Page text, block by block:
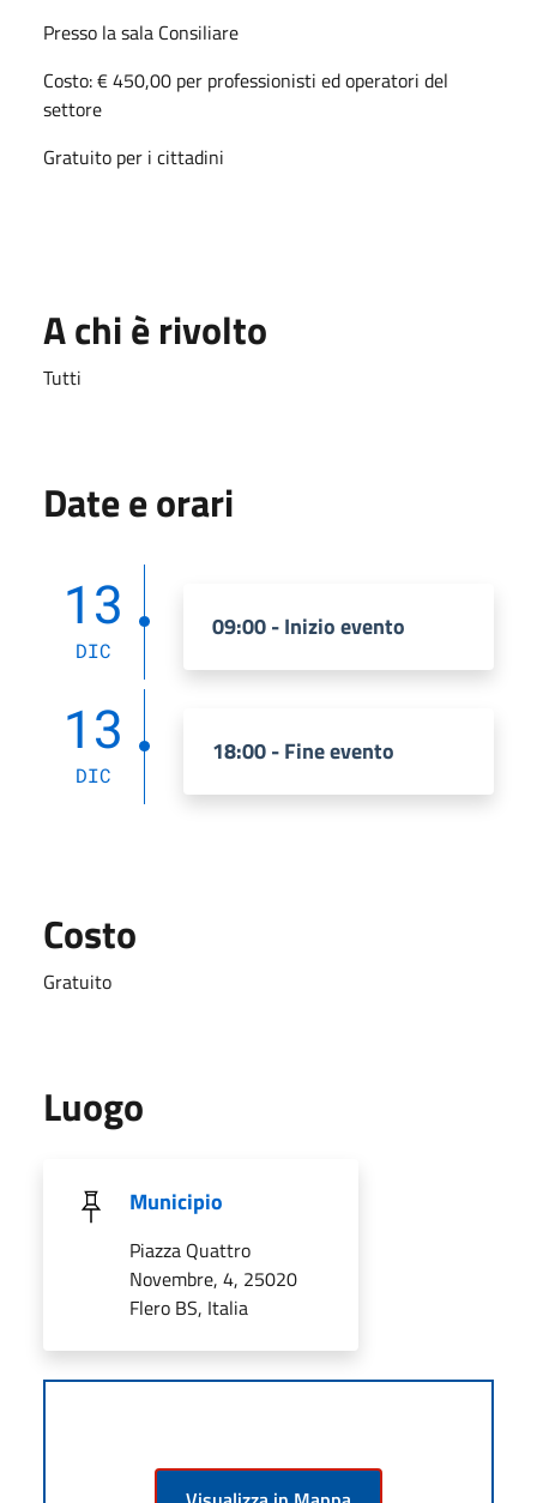
Presso la sala Consiliare
Costo: € 450,00 per professionisti ed operatori del
settore
Gratuito per i cittadini
A chi è rivolto
Tutti
Date e orari
13
DIC
09:00 - Inizio evento
13
DIC
18:00 - Fine evento
Costo
Gratuito
Luogo
Municipio
Piazza Quattro
Novembre, 4, 25020
Flero BS, Italia